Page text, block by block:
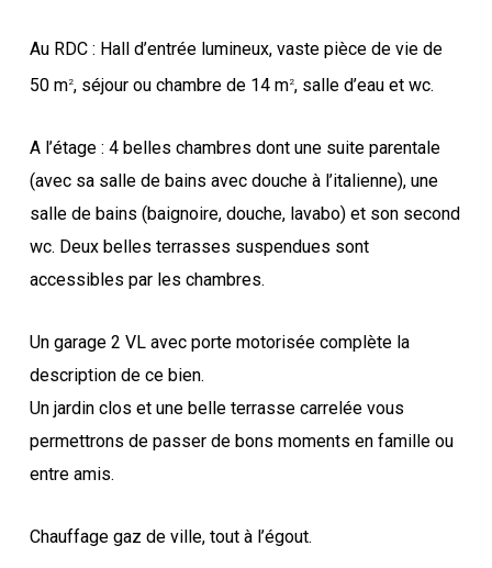
Au RDC : Hall d’entrée lumineux, vaste pièce de vie de
50 m2, séjour ou chambre de 14 m2, salle d’eau et wc.
A l’étage : 4 belles chambres dont une suite parentale
(avec sa salle de bains avec douche à l’italienne), une
salle de bains (baignoire, douche, lavabo) et son second
wc. Deux belles terrasses suspendues sont
accessibles par les chambres.
Un garage 2 VL avec porte motorisée complète la
description de ce bien.
Un jardin clos et une belle terrasse carrelée vous
permettrons de passer de bons moments en famille ou
entre amis.
Chauffage gaz de ville, tout à l’égout.